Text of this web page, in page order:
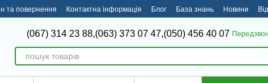
та повернення Контактна інформація Блог База знань Новини
(067) 314 23 88,(063) 373 07 47,(050) 456 40 07